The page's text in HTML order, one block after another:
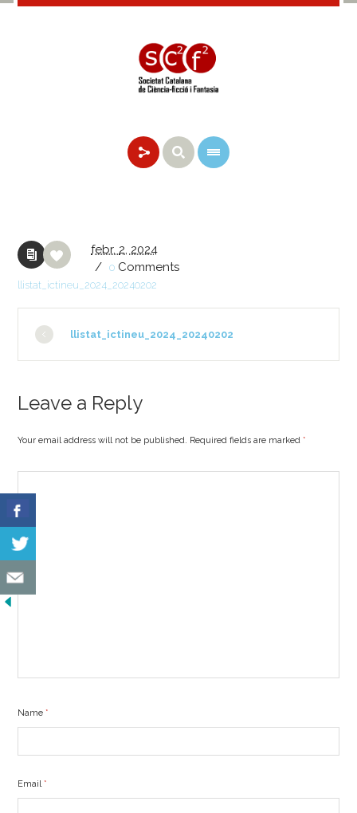
febr. 2, 2024
/
0 Comments
llistat_ictineu_2024_20240202
llistat_ictineu_2024_20240202
Leave a Reply
Your email address will not be published. Required fields are marked*
Name*
Email*